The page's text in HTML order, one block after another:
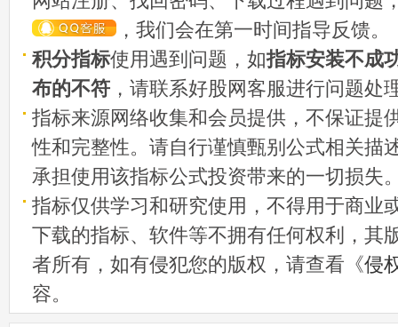
，我们会在第一时间指导反馈。
积分指标使用遇到问题，如指标安装不成
布的不符 ，请联系好股网客服进行问题处
指标来源网络收集和会员提供，不保证提
性和完整性。请自行谨慎甄别公式相关描
承担使用该指标公式投资带来的一切损失
指标仅供学习和研究使用，不得用于商业
下载的指标、软件等不拥有任何权利，其
者所有，如有侵犯您的版权，请查看《侵
容。